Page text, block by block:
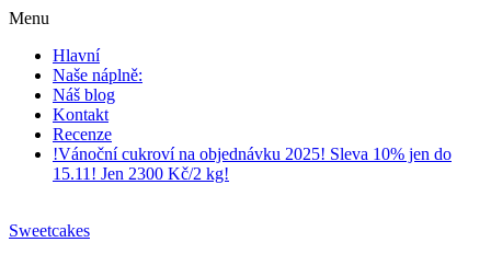
Menu
Hlavní
Naše náplně:
Náš blog
Kontakt
Recenze
!Vánoční cukroví na objednávku 2025! Sleva 10% jen do
15.11! Jen 2300 Kč/2 kg!
Sweetcakes